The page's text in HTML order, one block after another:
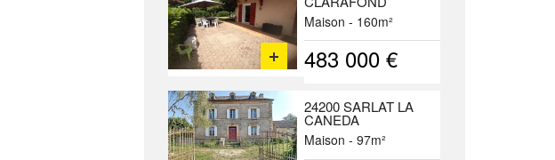
Maison - 160m²
483 000 €
24200 SARLAT LA
CANEDA
Maison - 97m²